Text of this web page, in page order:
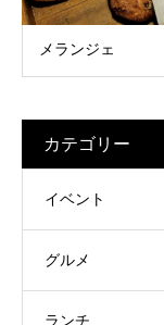
メランジェ
カテゴリー
イベント
グルメ
ランチ